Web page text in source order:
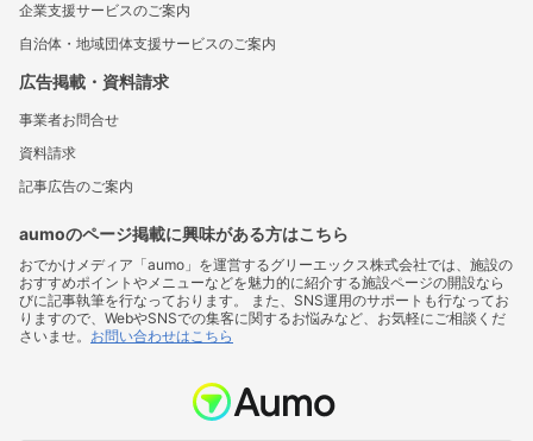
企業支援サービスのご案内
自治体・地域団体支援サービスのご案内
広告掲載・資料請求
事業者お問合せ
資料請求
記事広告のご案内
aumoのページ掲載に興味がある方はこちら
おでかけメディア「aumo」を運営するグリーエックス株式会社では、施設の
おすすめポイントやメニューなどを魅力的に紹介する施設ページの開設なら
びに記事執筆を行なっております。 また、SNS運用のサポートも行なってお
りますので、WebやSNSでの集客に関するお悩みなど、お気軽にご相談くだ
さいませ。 お問い合わせはこちら